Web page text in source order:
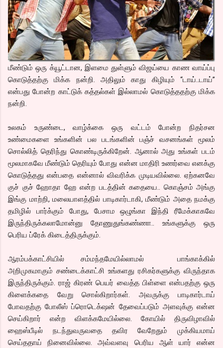
மீண்டும் ஒரு க்யூட்டான, இளமை துள்ளும் விஜய்யை காண வாய்ப்பு
கொடுத்தற்கு மிக்க நன்றி. அதிலும் காது கிழியும் “டாய்..டாய்”
என்பது போன்ற காட்டுக் கத்தல்கள் இல்லாமல் கொடுத்ததற்கு மிக்க
நன்றி.
உலகம் உருண்டை, வாழ்க்கை ஒரு வட்டம் போன்ற நிதர்சன
உண்மைகளை உங்களின் பல படங்களின் பஞ்ச் வசனங்கள் மூலம்
சொல்லித் தெரிந்து கொண்டிருக்கிறேன். ஆனால் அது உங்கள் படம்
மூலமாகவே மீண்டும் தெரியும் போது என்ன மாதிரி உணர்வை எனக்கு
கொடுத்தது என்பதை என்னால் விவரிக்க முடியவில்லை. ஏற்கனவே
குச் குச் ஹோதா ஹே என்ற படத்தின் கதையை.. கொஞ்சம் அங்கு
இங்கு மாற்றி, மலையாளத்தில் பாடிகார்டாகி, மீண்டும் அதை நமக்கு
தமிழில் பார்க்கும் போது, பேசாம ஒழுங்கா இந்தி ரீமேக்காகவே
இருந்திருக்கலாமோன்னு தோணுதுங்கண்ணா.. உங்களுக்கு ஒரு
பெரிய ப்ரேக் கிடைத்திருக்கும்.
ஆரம்பக்காட்சியில் சம்மந்தமேயில்லாமல் பாங்காக்கில்
அறிமுகமாகும் சண்டைக்காட்சி உங்களது ரசிகர்களுக்கு விருந்தாக
இருந்திருக்கும். ராஜ் கிரண் பெயர் வைத்த பிள்ளை என்பதற்கு ஒரு
கிளைக்கதை வேறு சொல்கிறார்கள். அவருக்கு பாடிகார்டாய்
போவதற்கு போலீஸ் ப்ரொடெக்‌ஷன் தேவைப்படும் அளவுக்கு என்ன
செய்கிறார் என்ற விளக்கமேயில்லை. கோயில் திருவிழாவில்
ஹைஸ்பீடில் நடந்துவருவதை தவிர வேறேதும் முக்கியமாய்
செய்ததாய் நினைவில்லை. அவ்வளவு பெரிய ஆள் யார் என்ன